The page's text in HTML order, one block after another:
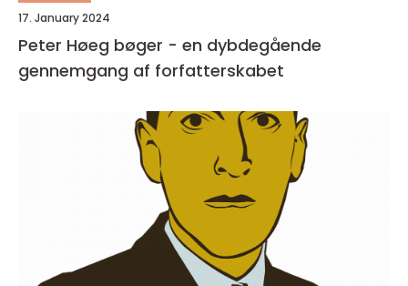
17. January 2024
Peter Høeg bøger - en dybdegående
gennemgang af forfatterskabet